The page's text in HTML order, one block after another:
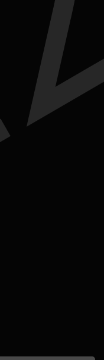
Νούμερο Αγγελίας (SKU):
Συνδεθείτε για αγορά